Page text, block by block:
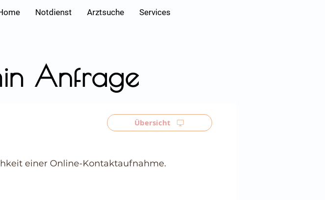
Notdienst Arztsuche Services
Übersicht
Anfrage
einer Online-Kontaktaufnahme.